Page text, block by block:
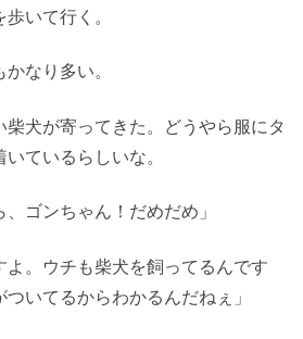
いて行く。
なり多い。
犬が寄ってきた。どうやら服にタ
ているらしいな。
、ゴンちゃん！だめだめ」
よ。ウチも柴犬を飼ってるんです
いてるからわかるんだねぇ」